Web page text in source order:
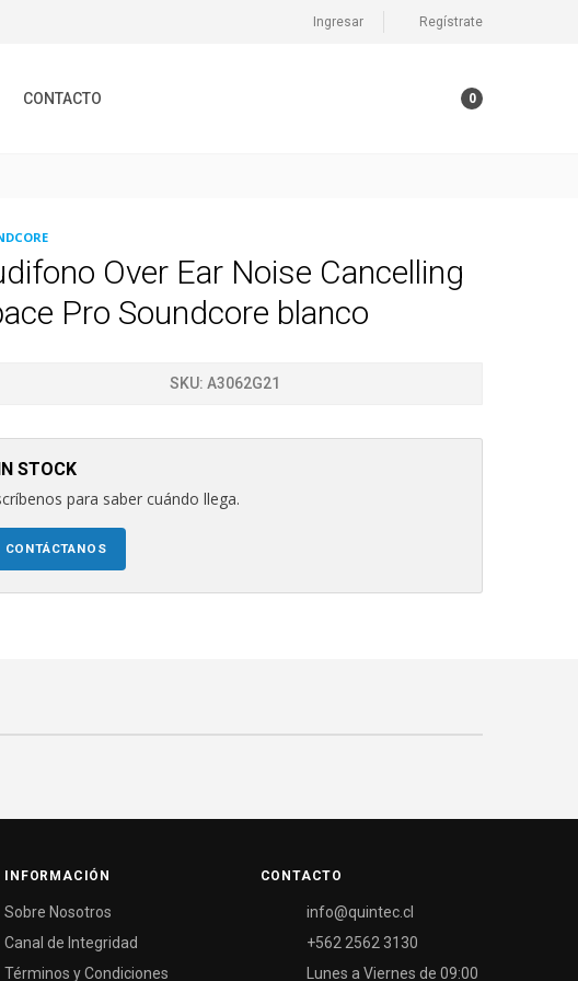
Ingresar Regístrate
CONTACTO 0
Over Ear Noise Cancelling
Pro Soundcore blanco
SKU:A3062G21
STOCK
para saber cuándo llega.
CONTÁCTANOS
INFORMACIÓN
Sobre Nosotros
Canal de Integridad
Términos y Condiciones
CONTACTO
info@quintec.cl
+562 2562 3130
Lunes a Viernes de 09:00